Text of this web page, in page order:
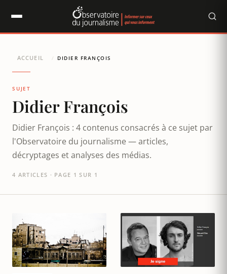
ACCUEIL / DIDIER FRANÇOIS
SUJET
Didier François
Didier François : 4 contenus consacrés à ce sujet par
l'Observatoire du journalisme — articles,
décryptages et analyses des médias.
4 ARTICLES · PAGE 1 SUR 1
Panneau de gestion des cookies